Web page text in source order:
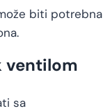
biti potrebna
ventilom
sa